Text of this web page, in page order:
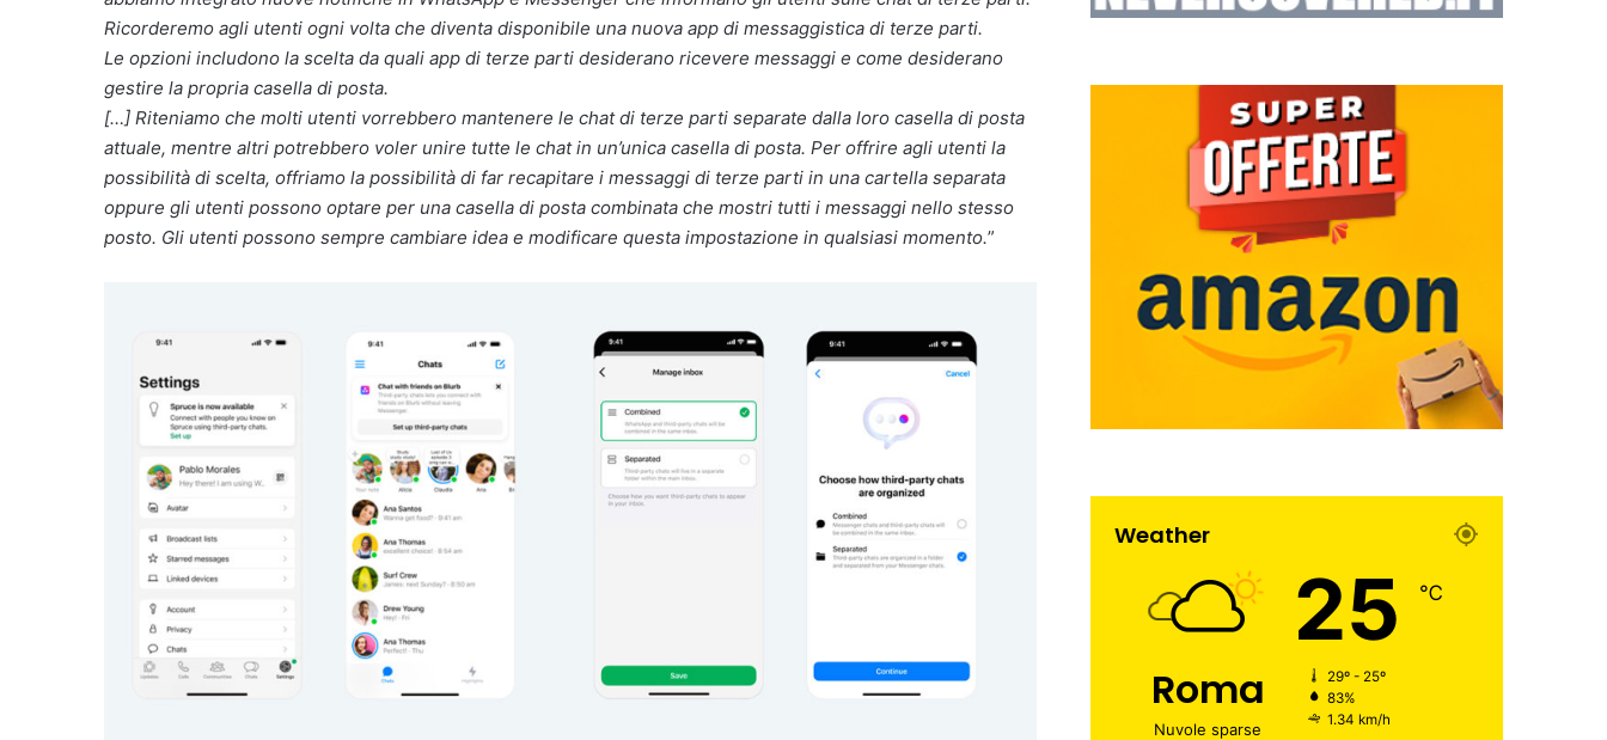
Ricorderemo agli utenti ogni volta che diventa disponibile una nuova app di messaggistica di terze parti.
Le opzioni includono la scelta da quali app di terze parti desiderano ricevere messaggi e come desiderano
gestire la propria casella di posta.
[…] Riteniamo che molti utenti vorrebbero mantenere le chat di terze parti separate dalla loro casella di posta
attuale, mentre altri potrebbero voler unire tutte le chat in un’unica casella di posta. Per offrire agli utenti la
possibilità di scelta, offriamo la possibilità di far recapitare i messaggi di terze parti in una cartella separata
oppure gli utenti possono optare per una casella di posta combinata che mostri tutti i messaggi nello stesso
posto. Gli utenti possono sempre cambiare idea e modificare questa impostazione in qualsiasi momento.”
Weather
Roma
Nuvole sparse
25 ℃
29º - 25º
83%
1.34 km/h